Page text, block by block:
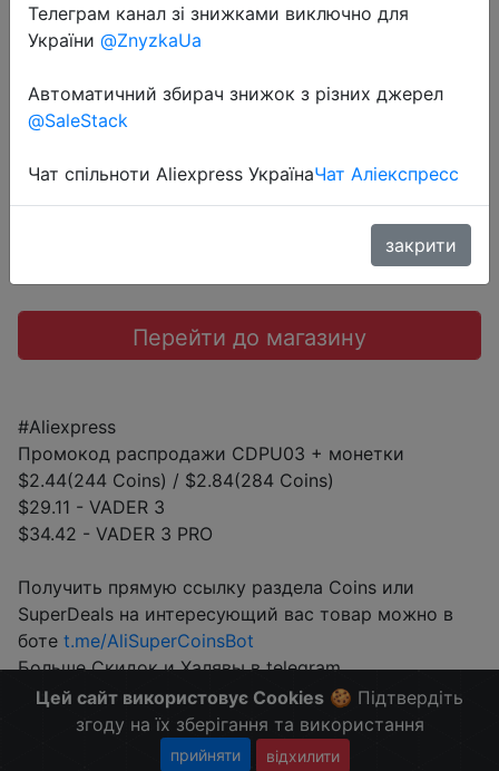
Linear Trigger Switch/PC/steam/IOS
Games and Video Games
Перейти до магазину
#Aliexpress
Промокод распродажи CDPU03 + монетки
$2.44(244 Coins) / $2.84(284 Coins)
$29.11 - VADER 3
$34.42 - VADER 3 PRO
Получить прямую ссылку раздела Coins или
SuperDeals на интересующий вас товар можно в
боте t.me/AliSuperCoinsBot
Больше Скидок и Халявы в telegram
t.me/%2B8jHVizJO6XY3M2Qy
Цей сайт використовує Cookies 🍪 Підтвердіть
згоду на їх зберігання та використання
прийняти відхилити
Телеграм канал зі знижками виключно для
України @ZnyzkaUa
Автоматичний збирач знижок з різних джерел
@SaleStack
Чат спільноти Aliexpress УкраїнаЧат Аліекспресс
закрити